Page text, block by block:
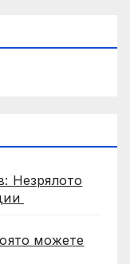
Незрялото
можете